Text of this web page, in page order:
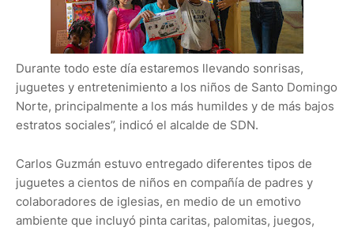
Durante todo este día estaremos llevando sonrisas,
juguetes y entretenimiento a los niños de Santo Domingo
Norte, principalmente a los más humildes y de más bajos
estratos sociales”, indicó el alcalde de SDN.
Carlos Guzmán estuvo entregado diferentes tipos de
juguetes a cientos de niños en compañía de padres y
colaboradores de iglesias, en medio de un emotivo
ambiente que incluyó pinta caritas, palomitas, juegos,